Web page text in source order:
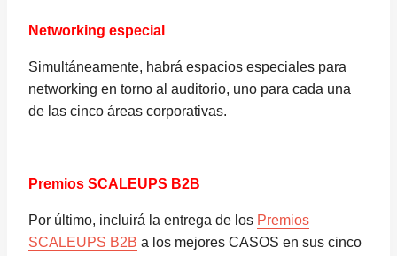
Networking especial
Simultáneamente, habrá espacios especiales para
networking en torno al auditorio, uno para cada una
de las cinco áreas corporativas.
Premios SCALEUPS B2B
Por último, incluirá la entrega de los Premios
SCALEUPS B2B a los mejores CASOS en sus cinco